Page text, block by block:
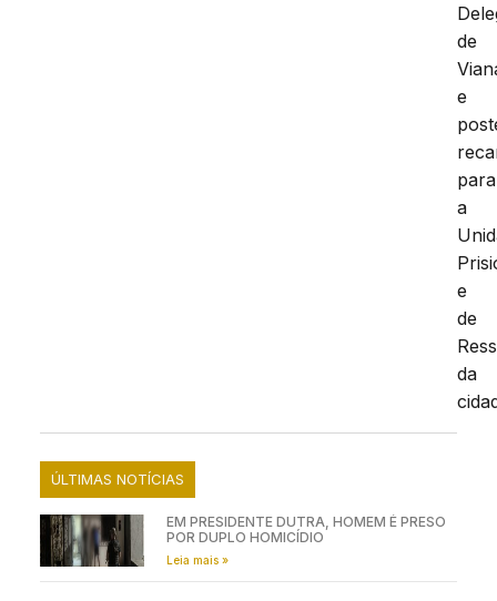
de
e
para
a
e
de
da
ÚLTIMAS NOTÍCIAS
EM PRESIDENTE DUTRA, HOMEM É PRESO
POR DUPLO HOMICÍDIO
Leia mais »